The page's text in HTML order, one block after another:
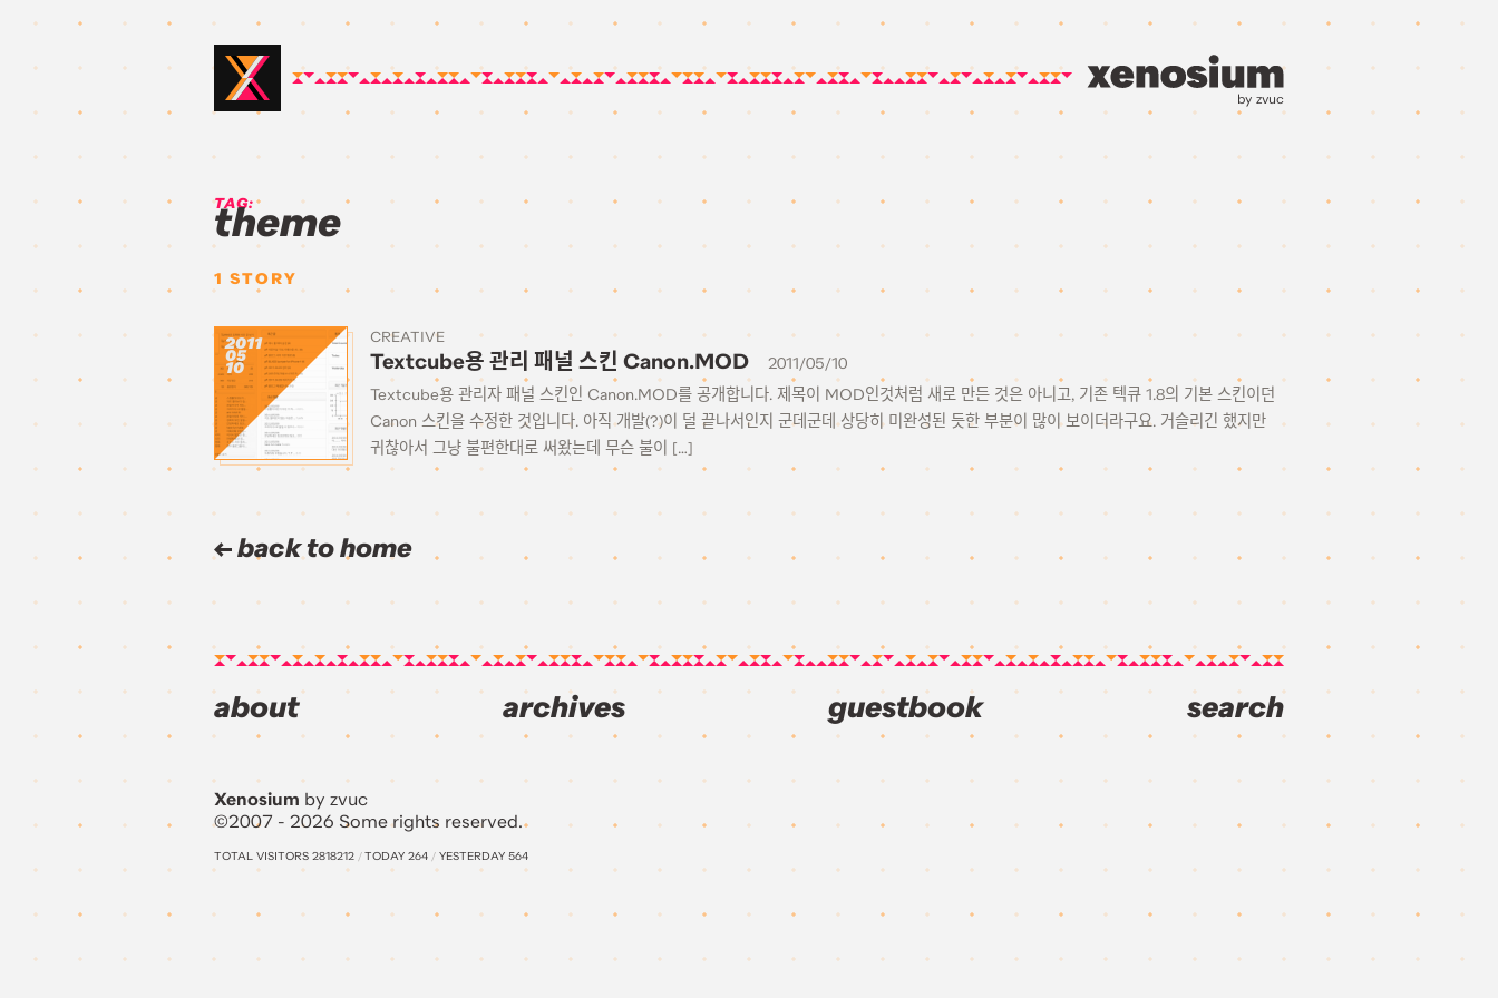
by zvuc
TAG:
theme
1 STORY
2011
05
10
CREATIVE
Textcube용 관리 패널 스킨 Canon.MOD
2011/05/10
Textcube용 관리자 패널 스킨인 Canon.MOD를 공개합니다. 제목이 MOD인것처럼 새로 만든 것은 아니고, 기존 텍큐 1.8의 기본 스킨이던
Canon 스킨을 수정한 것입니다. 아직 개발(?)이 덜 끝나서인지 군데군데 상당히 미완성된 듯한 부분이 많이 보이더라구요. 거슬리긴 했지만
귀찮아서 그냥 불편한대로 써왔는데 무슨 불이 […]
back to home
about archives guestbook search
Xenosium by zvuc
©2007 - 2026 Some rights reserved.
TOTAL VISITORS 2818212 /TODAY 264 / YESTERDAY 564